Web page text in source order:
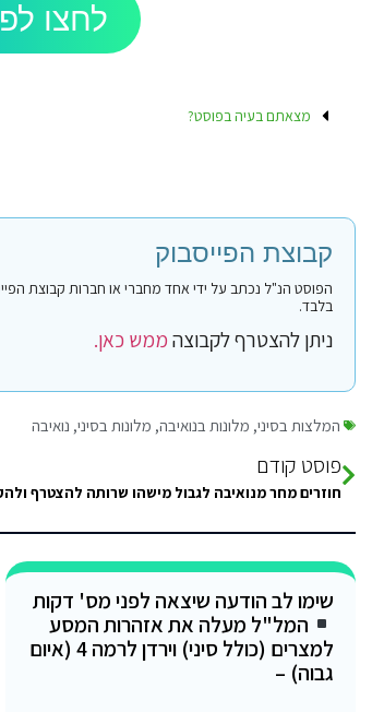
לחצו
מצאתם בעיה בפוסט?
קבוצת הפייסבוק
בלבד.
ניתן להצטרף לקבוצהממש כאן.
המלצות בסיני, מלונות בנואיבה, מלונות בסיני, נואיבה
פוסט קודם
חוזרים מחר מנואיבה לגבול מישהו שרותה להצטרף
שימו לב הודעה שיצאה לפני מס' דקות
המל"ל מעלה את אזהרות המסע
למצרים (כולל סיני) וירדן לרמה 4 (איום
גבוה) –